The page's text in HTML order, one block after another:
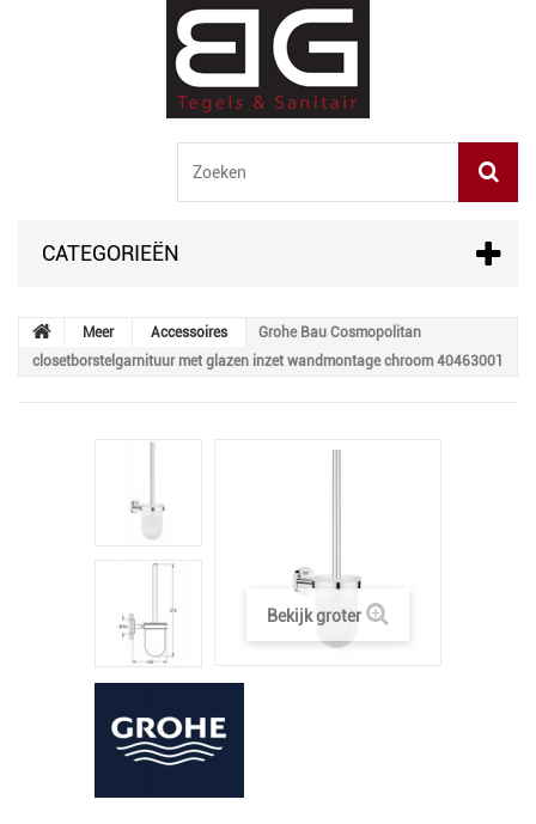
CATEGORIEËN
Meer Accessoires
Grohe Bau Cosmopolitan
closetborstelgarnituur met glazen inzet wandmontage chroom 40463001
Bekijk groter